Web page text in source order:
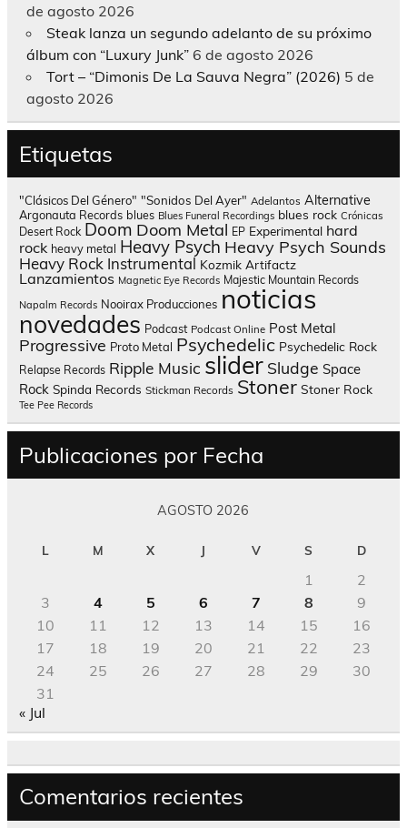
de agosto 2026
Steak lanza un segundo adelanto de su próximo
álbum con “Luxury Junk” 6 de agosto 2026
Tort – “Dimonis De La Sauva Negra” (2026) 5 de
agosto 2026
Etiquetas
"Clásicos Del Género" "Sonidos Del Ayer" Adelantos Alternative
Argonauta Records blues Blues Funeral Recordings blues rock Crónicas
Desert Rock Doom Doom Metal EP Experimental hard
rock heavy metal Heavy Psych Heavy Psych Sounds
Heavy Rock Instrumental Kozmik Artifactz
Lanzamientos Magnetic Eye Records Majestic Mountain Records
Napalm Records Nooirax Producciones noticias
novedades Podcast Podcast Online Post Metal
Progressive Proto Metal Psychedelic Psychedelic Rock
Relapse Records Ripple Music slider Sludge Space
Rock Spinda Records Stickman Records Stoner Stoner Rock
Tee Pee Records
Publicaciones por Fecha
AGOSTO 2026
L M X J V S D
1
2
3
4 5 6 7 8
9
10
11 12 13 14 15
16
17
18 19 20 21 22
23
24
25 26 27 28 29
30
31
« Jul
Comentarios recientes